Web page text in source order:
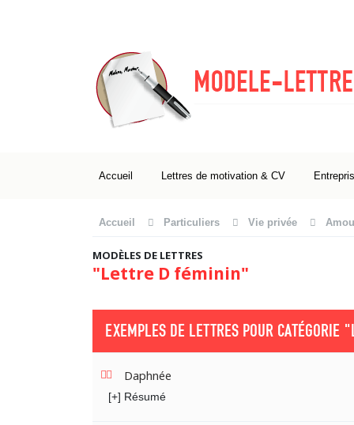
Accueil Lettres de motivation & CV
Accueil Particuliers Vie privée
MODÈLES DE LETTRES
"Lettre D féminin"
EXEMPLES DE LETTRES POUR CATÉGORIE
Daphnée
[+] Résumé